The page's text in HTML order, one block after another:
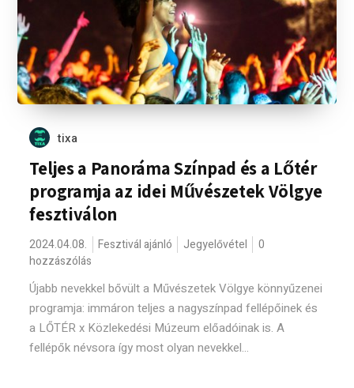
tixa
Teljes a Panoráma Színpad és a Lőtér
programja az idei Művészetek Völgye
fesztiválon
2024.04.08. Fesztivál ajánló Jegyelővétel
0
hozzászólás
Újabb nevekkel bővült a Művészetek Völgye könnyűzenei
programja: immáron teljes a nagyszínpad fellépőinek és
a LŐTÉR x Közlekedési Múzeum előadóinak is. A
fellépők névsora így most olyan nevekkel...